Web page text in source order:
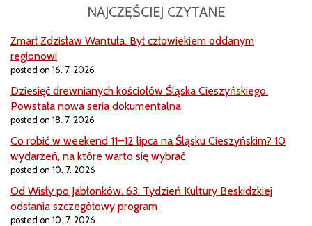
NAJCZĘŚCIEJ CZYTANE
Zmarł Zdzisław Wantuła. Był człowiekiem oddanym
regionowi
posted on 16. 7. 2026
Dziesięć drewnianych kościołów Śląska Cieszyńskiego.
Powstała nowa seria dokumentalna
posted on 18. 7. 2026
Co robić w weekend 11–12 lipca na Śląsku Cieszyńskim? 10
wydarzeń, na które warto się wybrać
posted on 10. 7. 2026
Od Wisły po Jabłonków. 63. Tydzień Kultury Beskidzkiej
odsłania szczegółowy program
posted on 10. 7. 2026